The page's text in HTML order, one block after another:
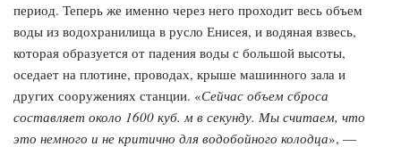
период. Теперь же именно через него проходит весь объем
воды из водохранилища в русло Енисея, и водяная взвесь,
которая образуется от падения воды с большой высоты,
оседает на плотине, проводах, крыше машинного зала и
других сооружениях станции. «Сейчас объем сброса
составляет около 1600 куб. м в секунду. Мы считаем, что
это немного и не критично для водобойного колодца», —